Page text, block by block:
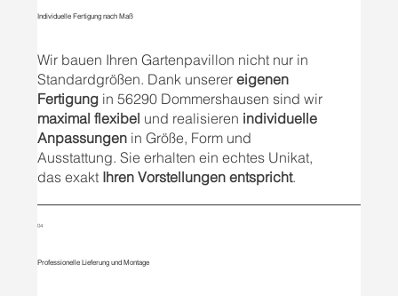
Individuelle Fertigung nach Maß
Wir bauen Ihren Gartenpavillon nicht nur in
Standardgrößen. Dank unserereigenen
Fertigung in 56290 Dommershausen sind wir
maximal flexibel und realisieren individuelle
Anpassungen in Größe, Form und
Ausstattung. Sie erhalten ein echtes Unikat,
das exakt Ihren Vorstellungen entspricht.
04
Professionelle Lieferung und Montage